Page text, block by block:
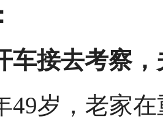
车接去考察
49岁，老家